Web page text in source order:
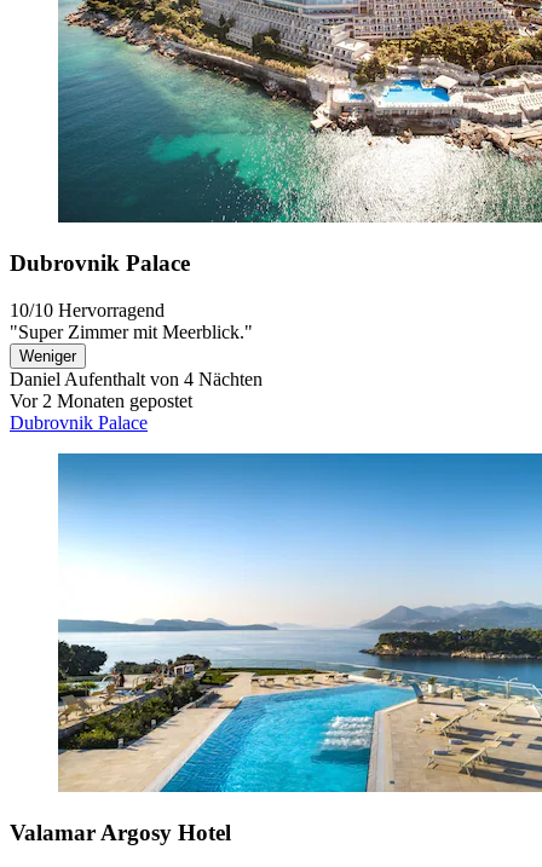
Dubrovnik Palace
10/10 Hervorragend
"Super Zimmer mit Meerblick."
Weniger
Daniel Aufenthalt von 4 Nächten
Vor 2 Monaten gepostet
Dubrovnik Palace
Valamar Argosy Hotel